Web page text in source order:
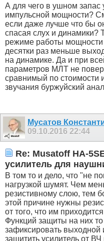
А для чего в ушном запас
импульсной мощности?
если даже лучше что бы
спасая слух и динамики?
режиме работы
десятки раз меньше
на динамике. Да и при
параметров МЛТ не
сравнимый по стоимости
звучания буржуйский
Мусатов
09.10.2016 22:44
Re: Musatoff HA-
усилитель для
В том то и дело, что "не
нагрузкой шумят. Чем
резистивному слою, тем
этой причине нужны
от того, что им
Функций защиты на них
зафиксировать
защитить усилитель от